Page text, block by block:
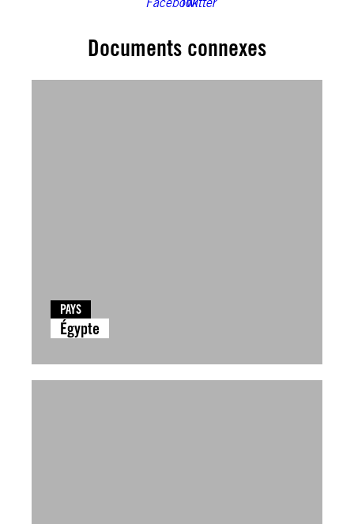
Documents connexes
PAYS
Égypte